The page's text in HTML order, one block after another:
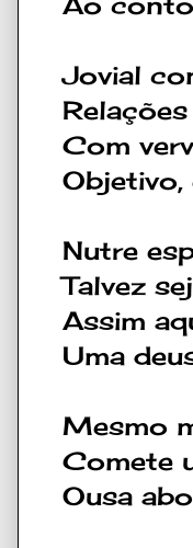
Jovial
Com
Objetivo,
Nutre
Talvez
Assim
Uma
Mesmo
Comete
Ousa